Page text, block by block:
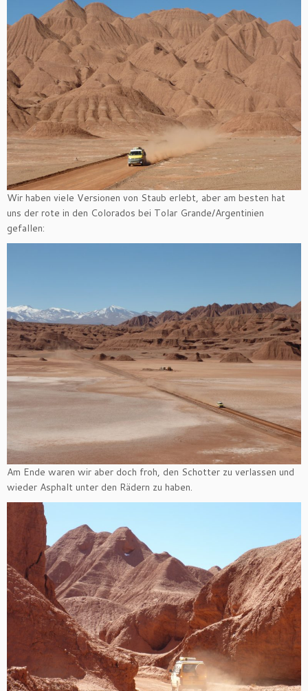
Wir haben viele Versionen von Staub erlebt, aber am besten hat
uns der rote in den Colorados bei Tolar Grande/Argentinien
gefallen:
Am Ende waren wir aber doch froh, den Schotter zu verlassen und
wieder Asphalt unter den Rädern zu haben.